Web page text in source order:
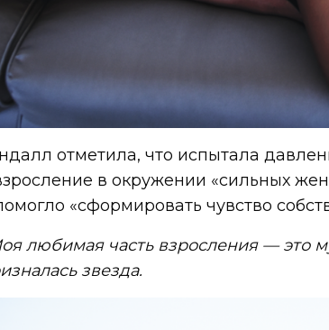
отметила, что испытала
в окружении «сильных
«сформировать чувство
любимая часть взросления — это
звезда.